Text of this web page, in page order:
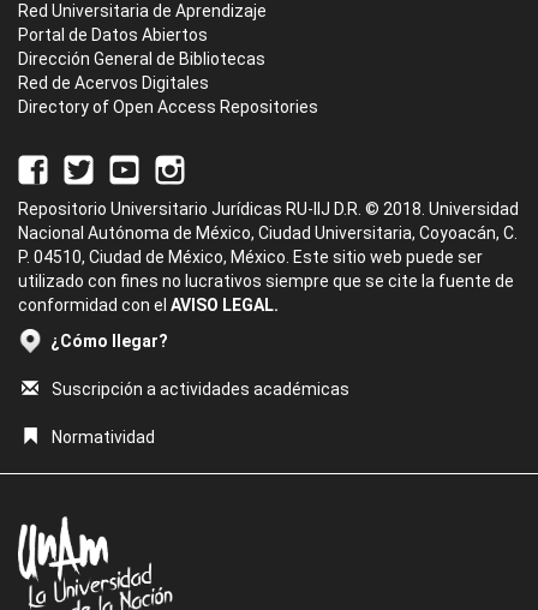
Red Universitaria de Aprendizaje
Portal de Datos Abiertos
Dirección General de Bibliotecas
Red de Acervos Digitales
Directory of Open Access Repositories
Repositorio Universitario Jurídicas RU-IIJ D.R. © 2018. Universidad
Nacional Autónoma de México, Ciudad Universitaria, Coyoacán, C.
P. 04510, Ciudad de México, México. Este sitio web puede ser
utilizado con fines no lucrativos siempre que se cite la fuente de
conformidad con el AVISO LEGAL.
¿Cómo llegar?
Suscripción a actividades académicas
Normatividad